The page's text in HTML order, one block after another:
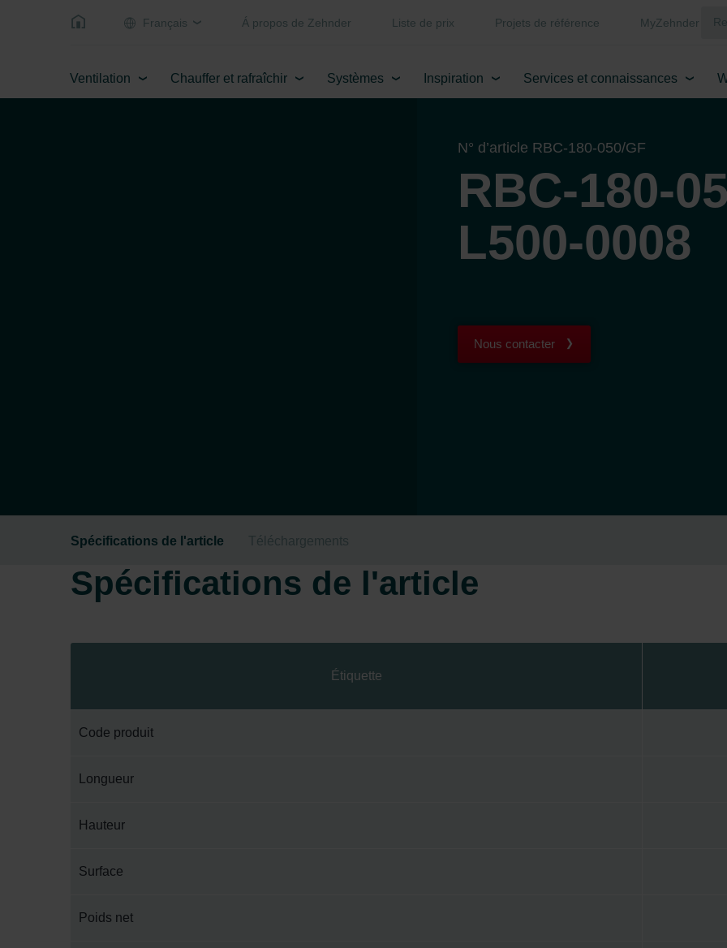
Français Á propos de Zehnder Liste de prix Projets de référence MyZehnder
Ventilation Chauffer et rafraîchir Systèmes Inspiration Services et connaissances
N° d’article RBC-180-050/GF
RBC-180-
L500-0008
Nous contacter
Spécifications de l'article Téléchargements
Spécifications de l'article
Étiquette
Code produit
Longueur
Hauteur
Surface
Poids net